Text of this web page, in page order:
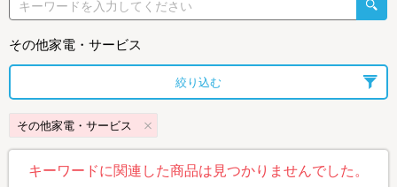
その他家電・サービス
絞り込む
その他家電・サービス
キーワードに関連した商品は見つかりませんでした。